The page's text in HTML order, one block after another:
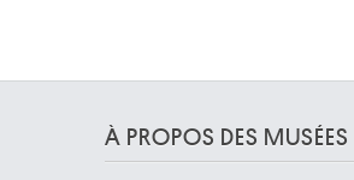
Bruxelles 1892 -
Gelissen
À PROPOS DES MUSÉES